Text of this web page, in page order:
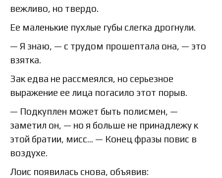
вежливо, но твердо.
Ее маленькие пухлые губы слегка дрогнули.
— Я знаю, — с трудом прошептала она, — это
взятка.
Зак едва не рассмеялся, но серьезное
выражение ее лица погасило этот порыв.
— Подкуплен может быть полисмен, —
заметил он, — но я больше не принадлежу к
этой братии, мисс… — Конец фразы повис в
воздухе.
Лоис появилась снова, объявив: